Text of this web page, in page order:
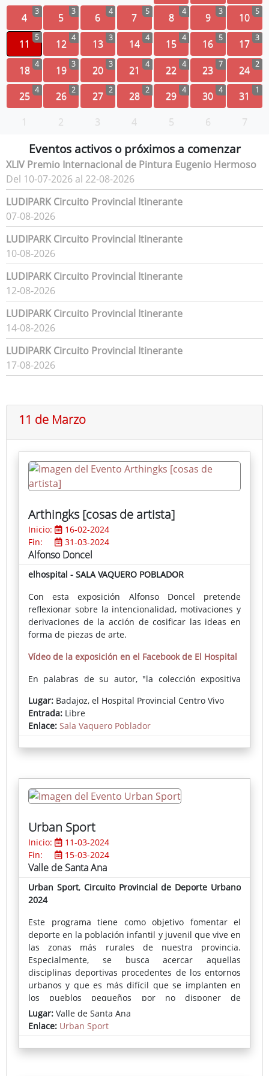
4 3 5 3 6 4 7 5 8 4 9 3 10 5
11
5
12 4 13 3 14 4 15 4 16 5 17 3
18 4 19 3 20 3 21 4 22 4 23 7 24 2
25 4 26 2 27 2 28 2 29 4 30 4 31 1
1 2 3 4 5 6 7
Eventos activos o próximos a comenzar
XLIV Premio Internacional de Pintura Eugenio Hermoso
Del 10-07-2026 al 22-08-2026
LUDIPARK Circuito Provincial Itinerante
07-08-2026
LUDIPARK Circuito Provincial Itinerante
10-08-2026
LUDIPARK Circuito Provincial Itinerante
12-08-2026
LUDIPARK Circuito Provincial Itinerante
14-08-2026
LUDIPARK Circuito Provincial Itinerante
17-08-2026
11 de Marzo
Arthingks [cosas de artista]
Inicio:
16-02-2024
Fin:
31-03-2024
Alfonso Doncel
elhospital - SALA VAQUERO POBLADOR
Con esta exposición Alfonso Doncel pretende
reflexionar sobre la intencionalidad, motivaciones y
derivaciones de la acción de cosificar las ideas en
forma de piezas de arte.
Vídeo de la exposición en el Facebook de El Hospital
En palabras de su autor, "la colección expositiva
del artista como realizador de obras plásticas. [...]
Pretendo explorar de forma genérica, bajo la
denominación ARTHINGKS [cosas de artista], las
comunicativas del quehacer del artista (del mío y
expresamos planteamientos, ideas y emociones, o
sea, una determinada visión del mundo, que ocurre
a través de diversos recursos; en este caso,
finalmente, objetos que la representan."
Lugar: Badajoz, el Hospital Provincial Centro Vivo
Entrada: Libre
Enlace: Sala Vaquero Poblador
Urban Sport
Inicio:
11-03-2024
Fin:
15-03-2024
Valle de Santa Ana
Urban Sport, Circuito Provincial de Deporte Urbano
2024
Este programa tiene como objetivo fomentar el
deporte en la población infantil y juvenil que vive en
las zonas más rurales de nuestra provincia.
Especialmente, se busca acercar aquellas
disciplinas deportivas procedentes de los entornos
urbanos y que es más difícil que se implanten en
los pueblos pequeños por no disponer de
equipamientos, espacios donde practicarlos o
monitores que les enseñen su correcta práctica.
En cada localidad se instala una pista deportiva
Lugar: Valle de Santa Ana
Enlace: Urban Sport